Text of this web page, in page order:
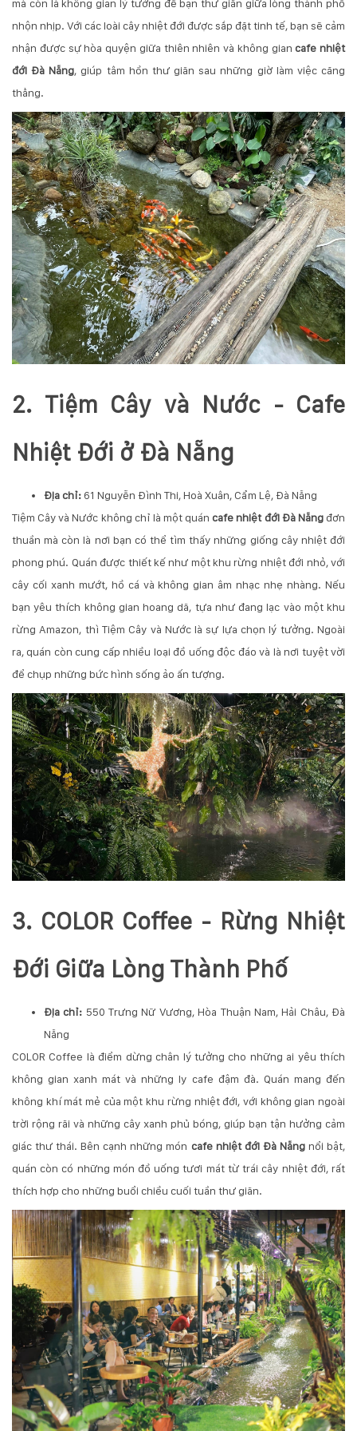
132
-
Võ
Chí
Công
Hòa
Quý
-
TP.
Đà
Nẵng
mà còn là không gian lý tưởng để bạn thư giãn giữa lòng thành phố
nhộn nhịp. Với các loài cây nhiệt đới được sắp đặt tinh tế, bạn sẽ cảm
nhận được sự hòa quyện giữa thiên nhiên và không gian cafe nhiệt
đới Đà Nẵng, giúp tâm hồn thư giãn sau những giờ làm việc căng
thẳng.
2. Tiệm Cây và Nước - Cafe
Nhiệt Đới ở Đà Nẵng
Địa chỉ: 61 Nguyễn Đình Thi, Hoà Xuân, Cẩm Lệ, Đà Nẵng
Tiệm Cây và Nước không chỉ là một quán cafe nhiệt đới Đà Nẵngđơn
thuần mà còn là nơi bạn có thể tìm thấy những giống cây nhiệt đới
phong phú. Quán được thiết kế như một khu rừng nhiệt đới nhỏ, với
cây cối xanh mướt, hồ cá và không gian âm nhạc nhẹ nhàng. Nếu
bạn yêu thích không gian hoang dã, tựa như đang lạc vào một khu
rừng Amazon, thì Tiệm Cây và Nước là sự lựa chọn lý tưởng. Ngoài
ra, quán còn cung cấp nhiều loại đồ uống độc đáo và là nơi tuyệt vời
để chụp những bức hình sống ảo ấn tượng.
3. COLOR Coffee - Rừng Nhiệt
Đới Giữa Lòng Thành Phố
Địa chỉ: 550 Trưng Nữ Vương, Hòa Thuận Nam, Hải Châu, Đà
Nẵng
COLOR Coffee là điểm dừng chân lý tưởng cho những ai yêu thích
không gian xanh mát và những ly cafe đậm đà. Quán mang đến
không khí mát mẻ của một khu rừng nhiệt đới, với không gian ngoài
trời rộng rãi và những cây xanh phủ bóng, giúp bạn tận hưởng cảm
giác thư thái. Bên cạnh những món cafe nhiệt đới Đà Nẵngnổi bật,
quán còn có những món đồ uống tươi mát từ trái cây nhiệt đới, rất
thích hợp cho những buổi chiều cuối tuần thư giãn.